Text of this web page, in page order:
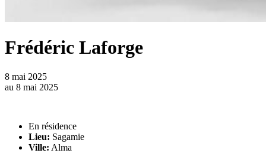
Frédéric Laforge
8 mai 2025
au 8 mai 2025
En résidence
Lieu: Sagamie
Ville: Alma